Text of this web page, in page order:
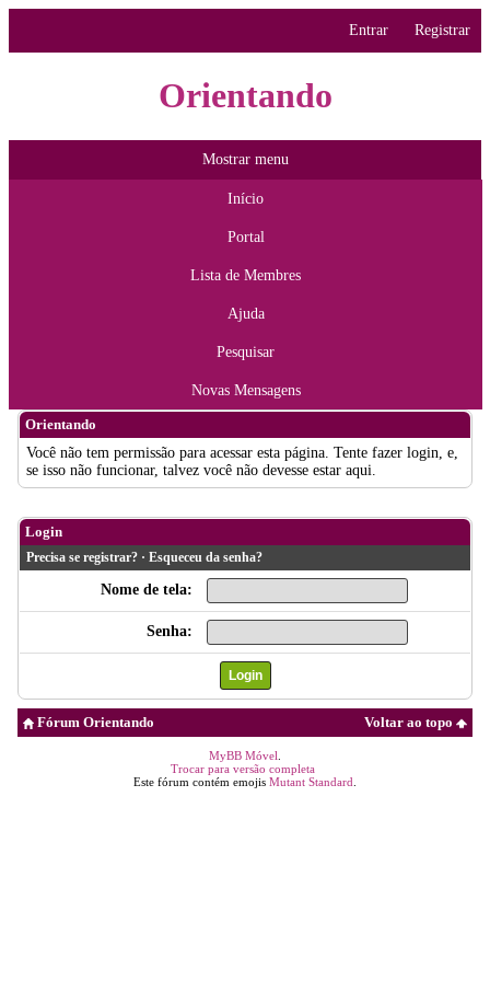
Entrar Registrar
Orientando
Mostrar menu
Início
Portal
Lista de Membres
Ajuda
Pesquisar
Novas Mensagens
Orientando
Você não tem permissão para acessar esta página. Tente fazer login, e,
se isso não funcionar, talvez você não devesse estar aqui.
Login
Precisa se registrar? · Esqueceu da senha?
Nome de tela:
Senha:
Voltar ao topo
Fórum Orientando
MyBB Móvel
Trocar para versão completa
Este fórum contém emojis Mutant Standard